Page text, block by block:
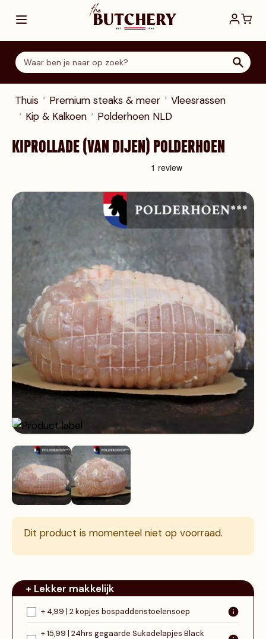
Thuis Premium steaks & meer
Vleesrassen
Kip & Kalkoen
Polderhoen NLD
KIPROLLADE (VAN DIJEN) POLDERHOEN
Dit product is momenteel niet op voorraad.
+ Lekker makkelijk
+ 4,99 | 2 kopjes bospaddenstoelensoep
+ 15,99 | 24hrs gegaarde Sukadelapjes Black